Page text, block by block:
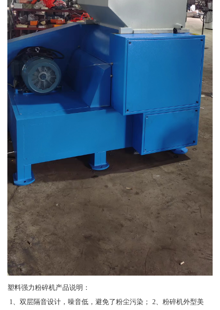
塑料强力粉碎机产品说明：
1、双层隔音设计，噪音低，避免了粉尘污染； 2、粉碎机外型美